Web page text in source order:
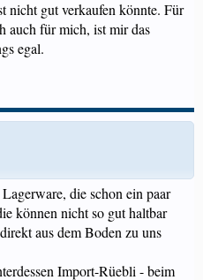
nicht gut verkaufen könnte. Für
auch für mich, ist mir das
egal.
die schon ein paar
können nicht so gut haltbar
aus dem Boden zu uns
Import-Rüebli - beim